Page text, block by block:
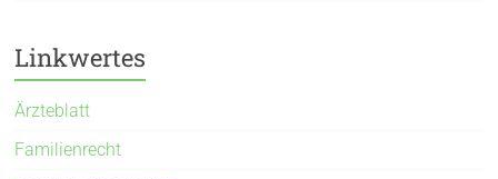
Linkwertes
Ärzteblatt
Familienrecht